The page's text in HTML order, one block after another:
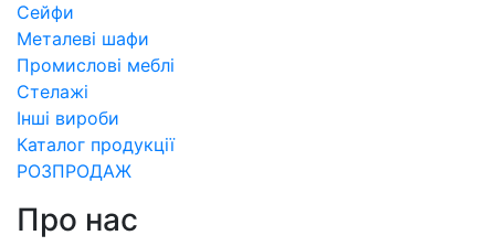
Сейфи
Металеві шафи
Промислові меблі
Стелажі
Інші вироби
Каталог продукції
РОЗПРОДАЖ
Про нас